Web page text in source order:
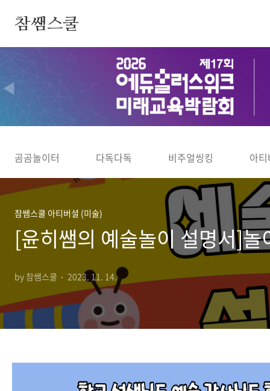
참쌤스쿨
◀
곰곰놀이터 다독다독 비주얼씽킹 아
참쌤스쿨 아티버셜 (미술)
[윤히쌤의 예술놀이 설명서]
by 참쌤스쿨 2023. 11. 14.